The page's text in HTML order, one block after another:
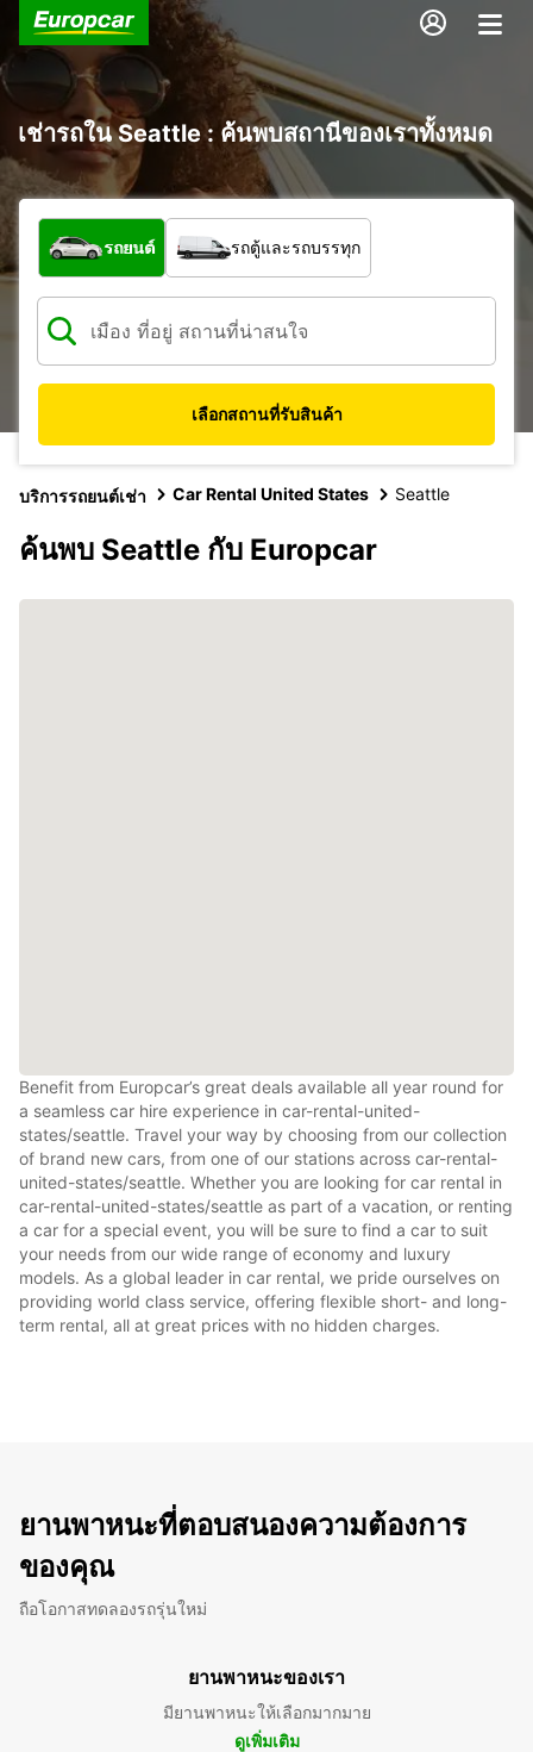
เช่ารถใน Seattle : ค้นพบสถานีของเราทั้งหมด
รถประเภทใด
รถยนต์ รถตู้และรถบรรทุก
เลือกสถานที่รับสินค้า
บริการรถยนต์เช่า Car Rental United States Seattle
ค้นพบ Seattle กับ Europcar
Benefit from Europcar’s great deals available all year round for
a seamless car hire experience in car-rental-united-
states/seattle. Travel your way by choosing from our collection
of brand new cars, from one of our stations across car-rental-
united-states/seattle. Whether you are looking for car rental in
car-rental-united-states/seattle as part of a vacation, or renting
a car for a special event, you will be sure to find a car to suit
your needs from our wide range of economy and luxury
models. As a global leader in car rental, we pride ourselves on
providing world class service, offering flexible short- and long-
term rental, all at great prices with no hidden charges.
ยานพาหนะที่ตอบสนองความต้องการ
ของคุณ
ถือโอกาสทดลองรถรุ่นใหม่
ยานพาหนะของเรา
มียานพาหนะให้เลือกมากมาย
ดูเพิ่มเติม